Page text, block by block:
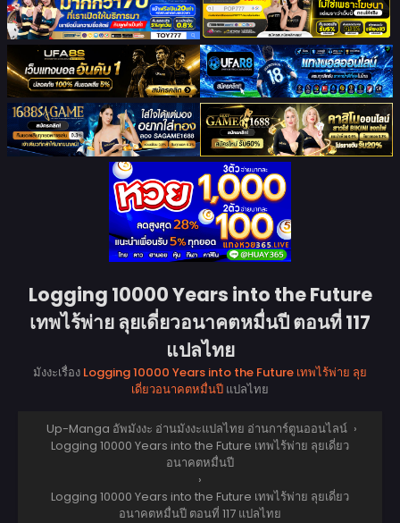
Logging 10000 Years into the Future
เทพไร้พ่าย ลุยเดี่ยวอนาคตหมื่นปี ตอนที่ 117
แปลไทย
มังงะเรื่อง Logging 10000 Years into the Future เทพไร้พ่าย ลุย
เดี่ยวอนาคตหมื่นปี แปลไทย
Up-Manga อัพมังงะ อ่านมังงะแปลไทย อ่านการ์ตูนออนไลน์ ›
Logging 10000 Years into the Future เทพไร้พ่าย ลุยเดี่ยว
อนาคตหมื่นปี
›
Logging 10000 Years into the Future เทพไร้พ่าย ลุยเดี่ยว
อนาคตหมื่นปี ตอนที่ 117 แปลไทย